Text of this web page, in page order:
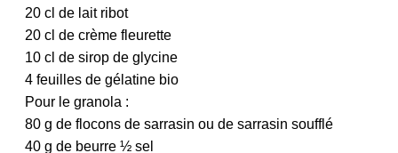
20 cl de lait ribot
20 cl de crème fleurette
10 cl de sirop de glycine
4 feuilles de gélatine bio
Pour le granola :
80 g de flocons de sarrasin ou de sarrasin soufflé
40 g de beurre ½ sel